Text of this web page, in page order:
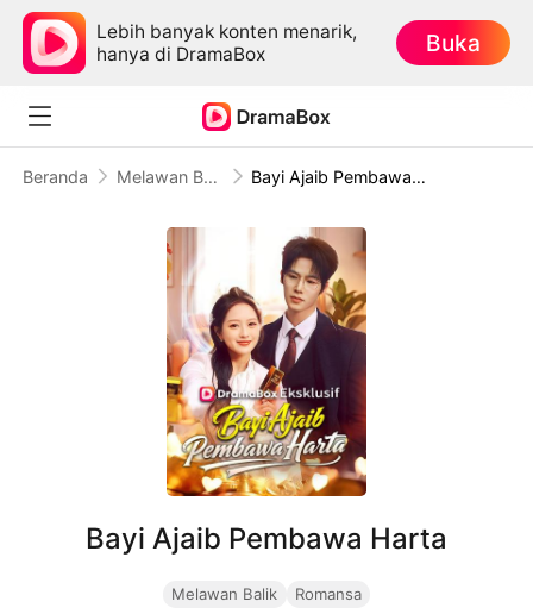
Lebih banyak konten menarik,
hanya di DramaBox
Buka
Beranda Melawan Balik Bayi Ajaib Pembawa Harta
Bayi Ajaib Pembawa Harta
Melawan Balik Romansa